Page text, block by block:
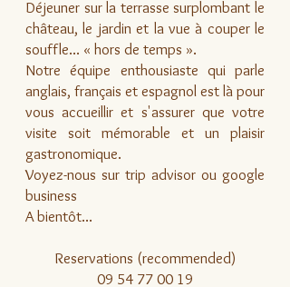
Déjeuner sur la terrasse surplombant le
château, le jardin et la vue à couper le
souffle... « hors de temps ».
Notre équipe enthousiaste qui parle
anglais, français et espagnol est là pour
vous accueillir et s'assurer que votre
visite soit mémorable et un plaisir
gastronomique.
Voyez-nous sur trip advisor ou google
business
A bientôt...
Reservations (recommended)
09 54 77 00 19